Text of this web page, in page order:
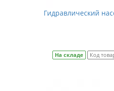
Гидравлический
На складе Код